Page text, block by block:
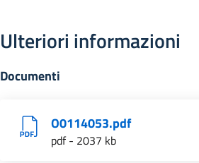
Ulteriori informazioni
Documenti
O0114053.pdf
pdf - 2037 kb